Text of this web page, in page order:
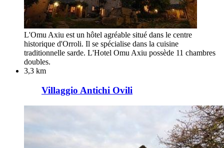
L'Omu Axiu est un hôtel agréable situé dans le centre
historique d'Orroli. Il se spécialise dans la cuisine
traditionnelle sarde. L'Hotel Omu Axiu possède 11 chambres
doubles.
3,3 km
Villaggio Antichi Ovili